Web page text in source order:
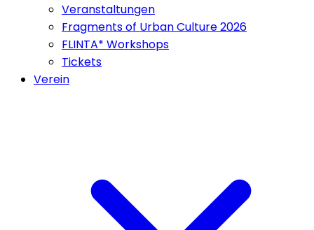
Veranstaltungen
Fragments of Urban Culture 2026
FLINTA* Workshops
Tickets
Verein